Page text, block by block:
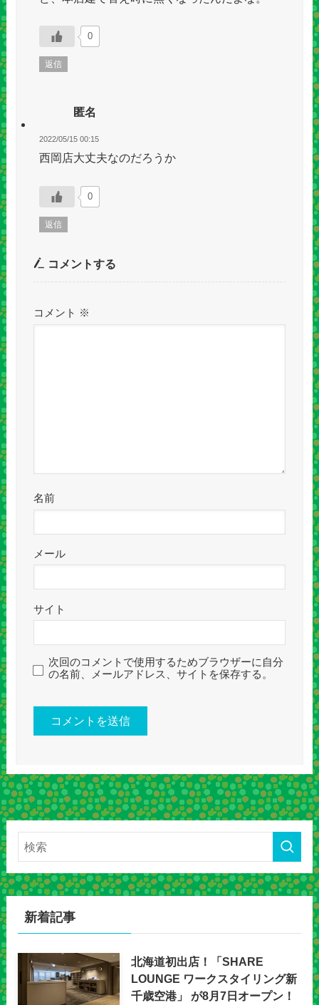
0
返信
匿名
2022/05/15 00:15
西岡店大丈夫なのだろうか
0
返信
コメントする
コメント ※
名前
メール
サイト
次回のコメントで使用するためブラウザーに自分
の名前、メールアドレス、サイトを保存する。
新着記事
北海道初出店！「SHARE
LOUNGE ワークスタイリング新
千歳空港」 が8月7日オープン！